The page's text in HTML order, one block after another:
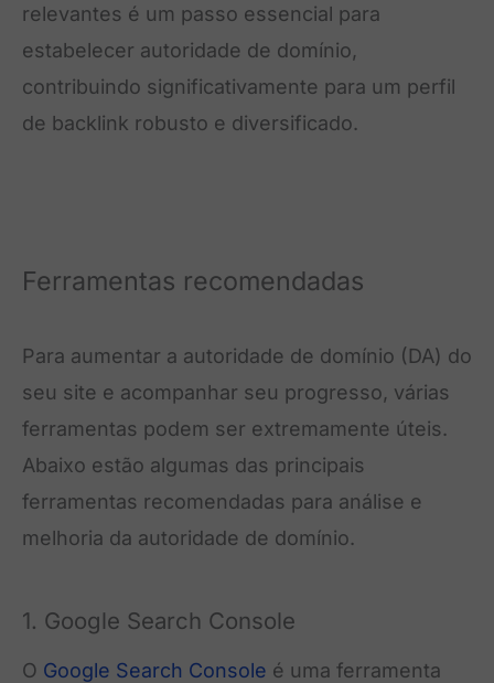
relevantes é um passo essencial para
estabelecer autoridade de domínio,
contribuindo significativamente para um perfil
de backlink robusto e diversificado.
Ferramentas recomendadas
Para aumentar a autoridade de domínio (DA) do
seu site e acompanhar seu progresso, várias
ferramentas podem ser extremamente úteis.
Abaixo estão algumas das principais
ferramentas recomendadas para análise e
melhoria da autoridade de domínio.
1. Google Search Console
O Google Search Console é uma ferramenta